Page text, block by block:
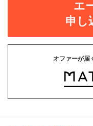
エ
申し
オファーが届